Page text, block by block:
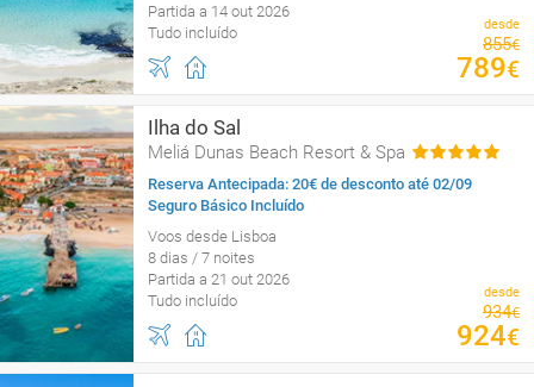
Partida a 14 out 2026
Tudo incluído
desde
855€
789€
Ilha do Sal
Meliá Dunas Beach Resort & Spa
Reserva Antecipada: 20€ de desconto até 02/09
Seguro Básico Incluído
Voos desde Lisboa
8 dias / 7 noites
Partida a 21 out 2026
Tudo incluído
desde
934€
924€